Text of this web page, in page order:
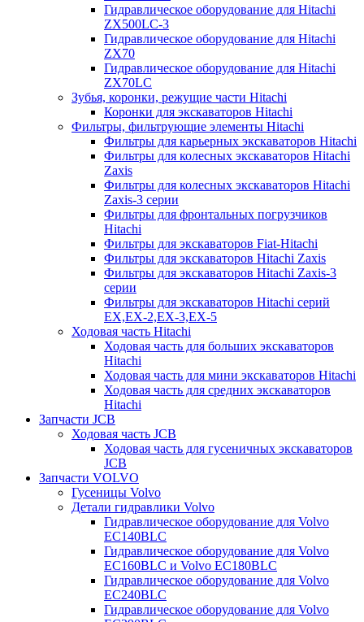
Гидравлическое оборудование для Hitachi
ZX500LC-3
Гидравлическое оборудование для Hitachi
ZX70
Гидравлическое оборудование для Hitachi
ZX70LC
Зубья, коронки, режущие части Hitachi
Коронки для экскаваторов Hitachi
Фильтры, фильтрующие элементы Hitachi
Фильтры для карьерных экскаваторов Hitachi
Фильтры для колесных экскаваторов Hitachi
Zaxis
Фильтры для колесных экскаваторов Hitachi
Zaxis-3 серии
Фильтры для фронтальных погрузчиков
Hitachi
Фильтры для экскаваторов Fiat-Hitachi
Фильтры для экскаваторов Hitachi Zaxis
Фильтры для экскаваторов Hitachi Zaxis-3
серии
Фильтры для экскаваторов Hitachi серий
EX,EX-2,EX-3,EX-5
Ходовая часть Hitachi
Ходовая часть для больших экскаваторов
Hitachi
Ходовая часть для мини экскаваторов Hitachi
Ходовая часть для средних экскаваторов
Hitachi
Запчасти JCB
Ходовая часть JCB
Ходовая часть для гусеничных экскаваторов
JCB
Запчасти VOLVO
Гусеницы Volvo
Детали гидравлики Volvo
Гидравлическое оборудование для Volvo
EC140BLC
Гидравлическое оборудование для Volvo
EC160BLC и Volvo EC180BLC
Гидравлическое оборудование для Volvo
EC240BLC
Гидравлическое оборудование для Volvo